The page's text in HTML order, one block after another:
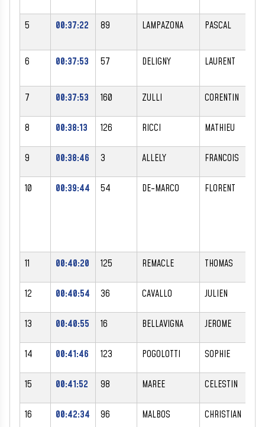
5 00:37:22 89 LAMPAZONA PASCAL
6 00:37:53 57 DELIGNY LAURENT
7 00:37:53 160 ZULLI CORENTIN
8 00:38:13 126 RICCI MATHIEU
9 00:38:46 3 ALLELY FRANCOIS
10 00:39:44 54 DE-MARCO FLORENT
11 00:40:20 125 REMACLE THOMAS
12 00:40:54 36 CAVALLO JULIEN
13 00:40:55 16 BELLAVIGNA JEROME
14 00:41:46 123 POGOLOTTI SOPHIE
15 00:41:52 98 MAREE CELESTIN
16 00:42:34 96 MALBOS CHRISTIAN